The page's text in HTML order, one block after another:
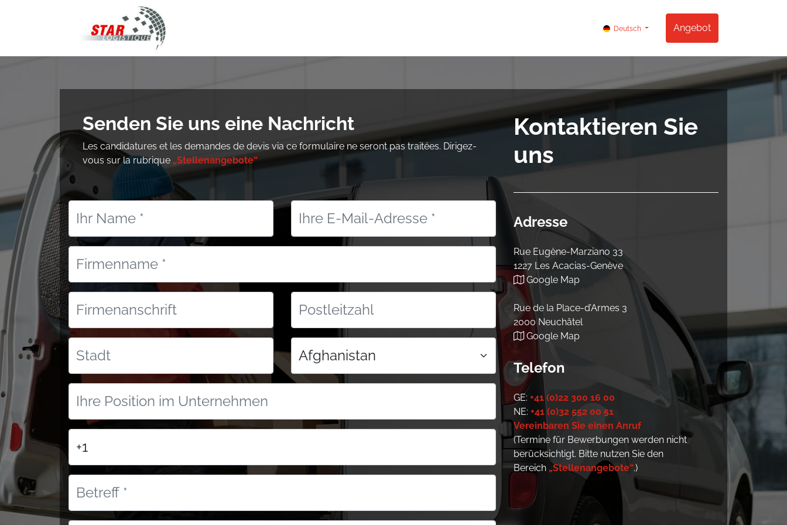
Deutsch Angebot
Senden Sie uns eine Nachricht
Les candidatures et les demandes de devis via ce formulaire ne seront pas traitées. Dirigez-
vous sur la rubrique „Stellenangebote“
Kontaktieren Sie
uns
Adresse
Rue Eugène-Marziano 33
1227 Les Acacias-Genève
Google Map
Rue de la Place-d’Armes 3
2000 Neuchâtel
Google Map
Telefon
GE: +41 (0)2​2 300 16 00
NE: +41 (0)32 552 00 51
Vereinbaren Sie einen Anruf
(Termine für Bewerbungen werden nicht
berücksichtigt. Bitte nutzen Sie den
Bereich „Stellenangebote“.)